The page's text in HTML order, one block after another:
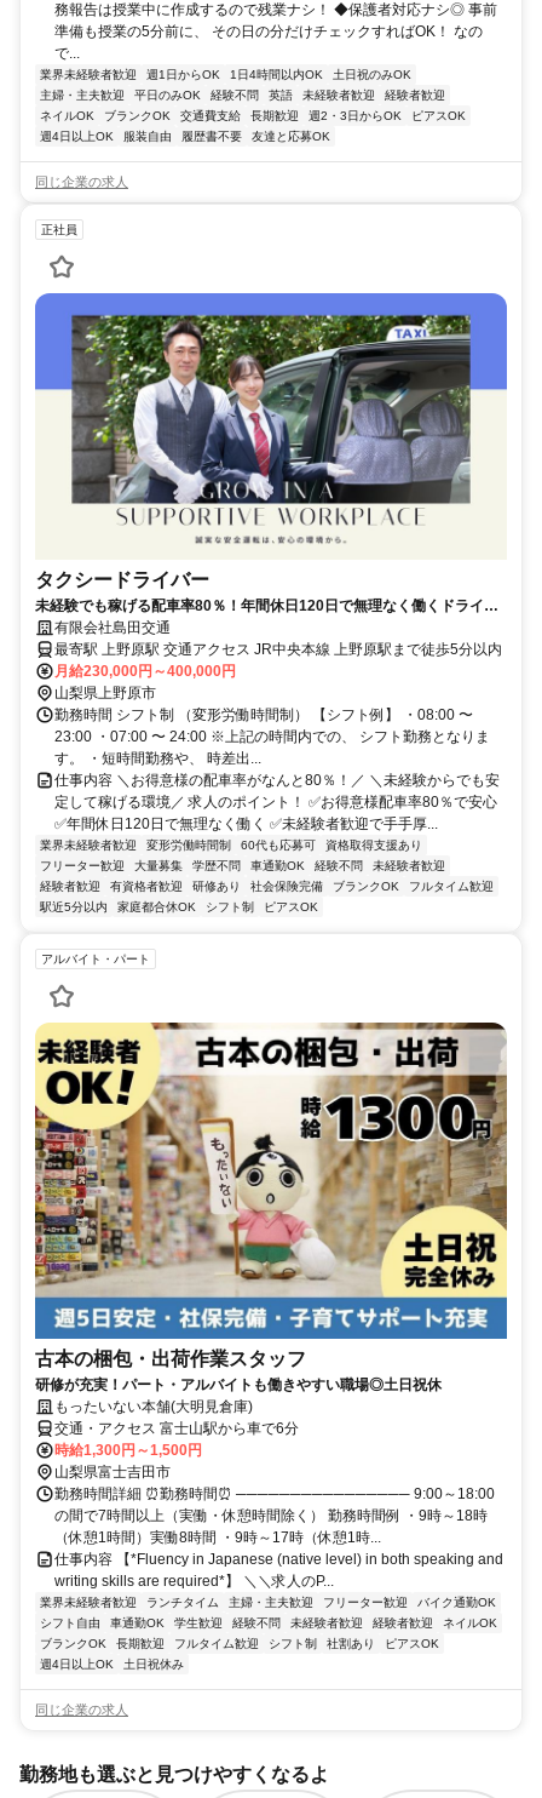
務報告は授業中に作成するので残業ナシ！ ◆保護者対応ナシ◎ 事前
準備も授業の5分前に、 その日の分だけチェックすればOK！ なの
で...
業界未経験者歓迎 週1日からOK 1日4時間以内OK
土日祝のみOK
主婦・主夫歓迎
平日のみOK 経験不問 英語 未経験者歓迎
経験者歓迎
ネイルOK
ブランクOK 交通費支給 長期歓迎 週2・3日からOK
ピアスOK
週4日以上OK
服装自由 履歴書不要 友達と応募OK
同じ企業の求人
正社員
タクシードライバー
未経験でも稼げる配車率80％！年間休日120日で無理なく働くドライバ
ー 有限会社島田交通
最寄駅 上野原駅 交通アクセス JR中央本線 上野原駅まで徒歩5分以内
月給230,000円～400,000円
山梨県上野原市
勤務時間 シフト制 （変形労働時間制） 【シフト例】 ・08:00 〜
23:00 ・07:00 〜 24:00 ※上記の時間内での、 シフト勤務となりま
す。 ・短時間勤務や、 時差出...
仕事内容 ＼お得意様の配車率がなんと80％！／ ＼未経験からでも安
定して稼げる環境／ 求人のポイント！ ✅お得意様配車率80％で安心
✅年間休日120日で無理なく働く ✅未経験者歓迎で手手厚...
業界未経験者歓迎 変形労働時間制 60代も応募可
資格取得支援あり
フリーター歓迎
大量募集 学歴不問 車通勤OK 経験不問
未経験者歓迎
経験者歓迎
有資格者歓迎 研修あり 社会保険完備 ブランクOK
フルタイム歓迎
駅近5分以内
家庭都合休OK シフト制 ピアスOK
アルバイト・パート
古本の梱包・出荷作業スタッフ
研修が充実！パート・アルバイトも働きやすい職場◎土日祝休
もったいない本舗(大明見倉庫)
交通・アクセス 富士山駅から車で6分
時給1,300円～1,500円
山梨県富士吉田市
勤務時間詳細 ⏰勤務時間⏰ ──────────────── 9:00～18:00
の間で7時間以上（実働・休憩時間除く） 勤務時間例 ・9時～18時
（休憩1時間）実働8時間 ・9時～17時（休憩1時...
仕事内容 【*Fluency in Japanese (native level) in both speaking and
writing skills are required*】 ＼＼求人のP...
業界未経験者歓迎 ランチタイム 主婦・主夫歓迎 フリーター歓迎
バイク通勤OK
シフト自由
車通勤OK 学生歓迎 経験不問 未経験者歓迎 経験者歓迎
ネイルOK
ブランクOK
長期歓迎 フルタイム歓迎 シフト制 社割あり
ピアスOK
週4日以上OK
土日祝休み
同じ企業の求人
勤務地も選ぶと見つけやすくなるよ